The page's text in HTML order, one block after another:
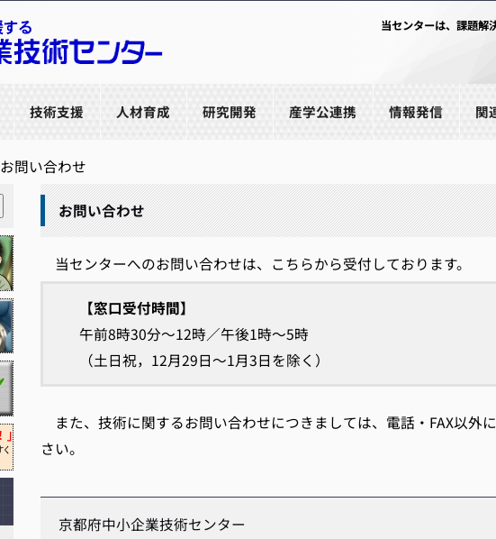
当センターは、課題解
技術支援 人材育成 研究開発 産学公連携 情報発信 関
お問い合わせ
お問い合わせ
当センターへのお問い合わせは、こちらから受付しております。
【窓口受付時間】
午前8時30分～12時／午後1時～5時
（土日祝，12月29日～1月3日を除く）
また、技術に関するお問い合わせにつきましては、電話・FAX以外に
さい。
京都府中小企業技術センター